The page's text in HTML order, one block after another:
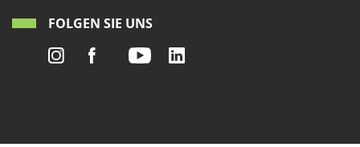
FOLGEN SIE UNS